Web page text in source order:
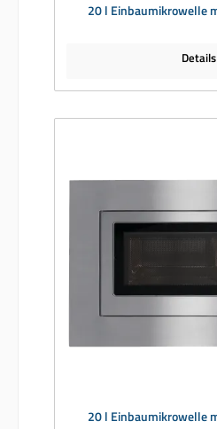
20 l Einbaumikrowelle
Details
20 l Einbaumikrowelle